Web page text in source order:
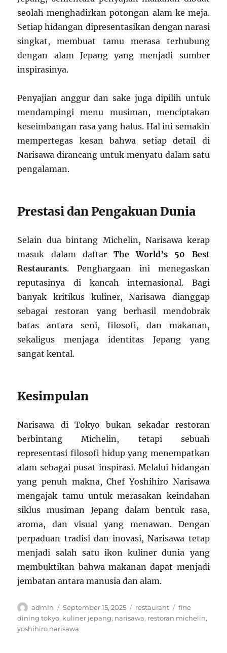
seolah menghadirkan potongan alam ke meja.
Setiap hidangan dipresentasikan dengan narasi
singkat, membuat tamu merasa terhubung
dengan alam Jepang yang menjadi sumber
inspirasinya.
Penyajian anggur dan sake juga dipilih untuk
mendampingi menu musiman, menciptakan
keseimbangan rasa yang halus. Hal ini semakin
mempertegas kesan bahwa setiap detail di
Narisawa dirancang untuk menyatu dalam satu
pengalaman.
Prestasi dan Pengakuan Dunia
Selain dua bintang Michelin, Narisawa kerap
masuk dalam daftar The World’s 50 Best
Restaurants. Penghargaan ini menegaskan
reputasinya di kancah internasional. Bagi
banyak kritikus kuliner, Narisawa dianggap
sebagai restoran yang berhasil mendobrak
batas antara seni, filosofi, dan makanan,
sekaligus menjaga identitas Jepang yang
sangat kental.
Kesimpulan
Narisawa di Tokyo bukan sekadar restoran
berbintang Michelin, tetapi sebuah
representasi filosofi hidup yang menempatkan
alam sebagai pusat inspirasi. Melalui hidangan
yang penuh makna, Chef Yoshihiro Narisawa
mengajak tamu untuk merasakan keindahan
siklus musiman Jepang dalam bentuk rasa,
aroma, dan visual yang menawan. Dengan
perpaduan tradisi dan inovasi, Narisawa tetap
menjadi salah satu ikon kuliner dunia yang
membuktikan bahwa makanan dapat menjadi
jembatan antara manusia dan alam.
Author
admin
Posted
on
September 15, 2025 Categories
restaurant Tags
fine
dining tokyo, kuliner jepang, narisawa, restoran michelin,
yoshihiro narisawa